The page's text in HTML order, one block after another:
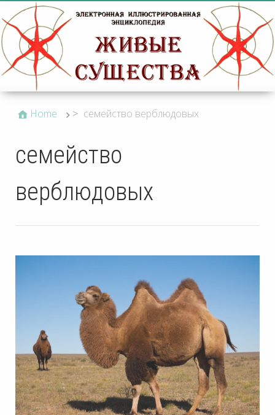
Home > семейство верблюдовых
семейство
верблюдовых